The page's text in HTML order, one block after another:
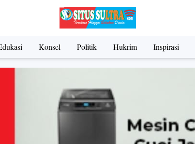
Konsel Politik Hukrim Inspirasi